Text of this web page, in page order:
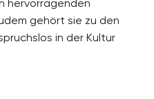
hervorragenden
gehört sie zu den
in der Kultur